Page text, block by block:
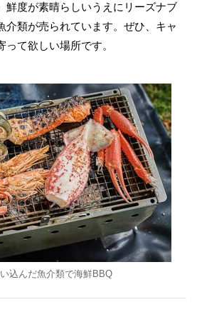
鮮度が素晴らしいうえにリーズナブ
介類が売られています。ぜひ、キャ
て欲しい場所です。
込んだ魚介類で海鮮BBQ